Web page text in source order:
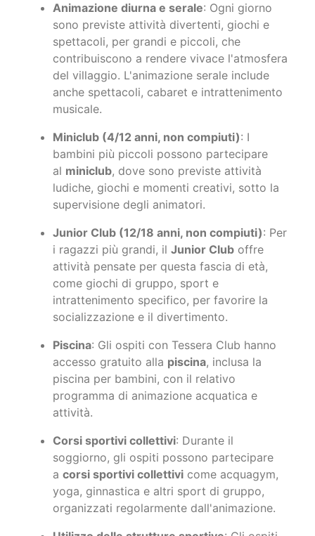
Animazione diurna e serale: Ogni giorno
sono previste attività divertenti, giochi e
spettacoli, per grandi e piccoli, che
contribuiscono a rendere vivace l'atmosfera
del villaggio. L'animazione serale include
anche spettacoli, cabaret e intrattenimento
musicale.
Miniclub (4/12 anni, non compiuti): I
bambini più piccoli possono partecipare
al miniclub, dove sono previste attività
ludiche, giochi e momenti creativi, sotto la
supervisione degli animatori.
Junior Club (12/18 anni, non compiuti): Per
i ragazzi più grandi, il Junior Club offre
attività pensate per questa fascia di età,
come giochi di gruppo, sport e
intrattenimento specifico, per favorire la
socializzazione e il divertimento.
Piscina: Gli ospiti con Tessera Club hanno
accesso gratuito alla piscina, inclusa la
piscina per bambini, con il relativo
programma di animazione acquatica e
attività.
Corsi sportivi collettivi: Durante il
soggiorno, gli ospiti possono partecipare
a corsi sportivi collettivi come acquagym,
yoga, ginnastica e altri sport di gruppo,
organizzati regolarmente dall'animazione.